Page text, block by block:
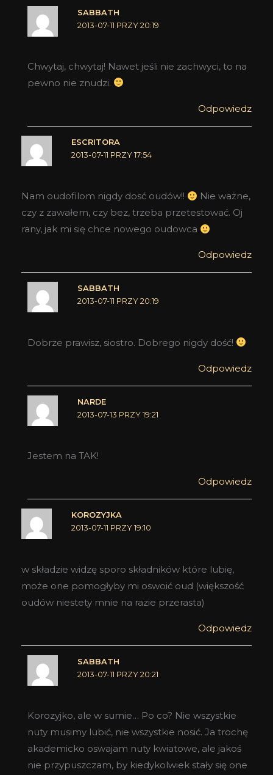
SABBATH
2013-07-11 PRZY 20:19
Chwytaj, chwytaj! Nawet jeśli nie zachwyci, to na
pewno nie znudzi.
Odpowiedz
ESCRITORA
2013-07-11 PRZY 17:54
Nam oudofilom nigdy dosć oudów!!
Nie ważne,
czy z zawałem, czy bez, trzeba przetestować. Oj
rany, jak mi się chce nowego oudowca
Odpowiedz
SABBATH
2013-07-11 PRZY 20:19
Dobrze prawisz, siostro. Dobrego nigdy dość!
Odpowiedz
NARDE
2013-07-13 PRZY 19:21
Jestem na TAK!
Odpowiedz
KOROZYJKA
2013-07-11 PRZY 19:10
w składzie widzę sporo składników które lubię,
może one pomogłyby mi oswoić oud (większość
oudów niestety mnie na razie przerasta)
Odpowiedz
SABBATH
2013-07-11 PRZY 20:21
Korozyjko, ale w sumie… Po co? Nie wszystkie
nuty musimy lubić, nie wszystkie nosić. Ja trochę
akademicko oswajam nuty kwiatowe, ale jakoś
nie przypuszczam, by kiedykolwiek stały się one